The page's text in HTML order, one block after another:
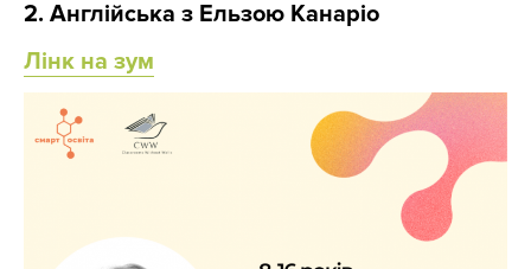
2. Англійська з Ельзою Канаріо
Лінк на зум